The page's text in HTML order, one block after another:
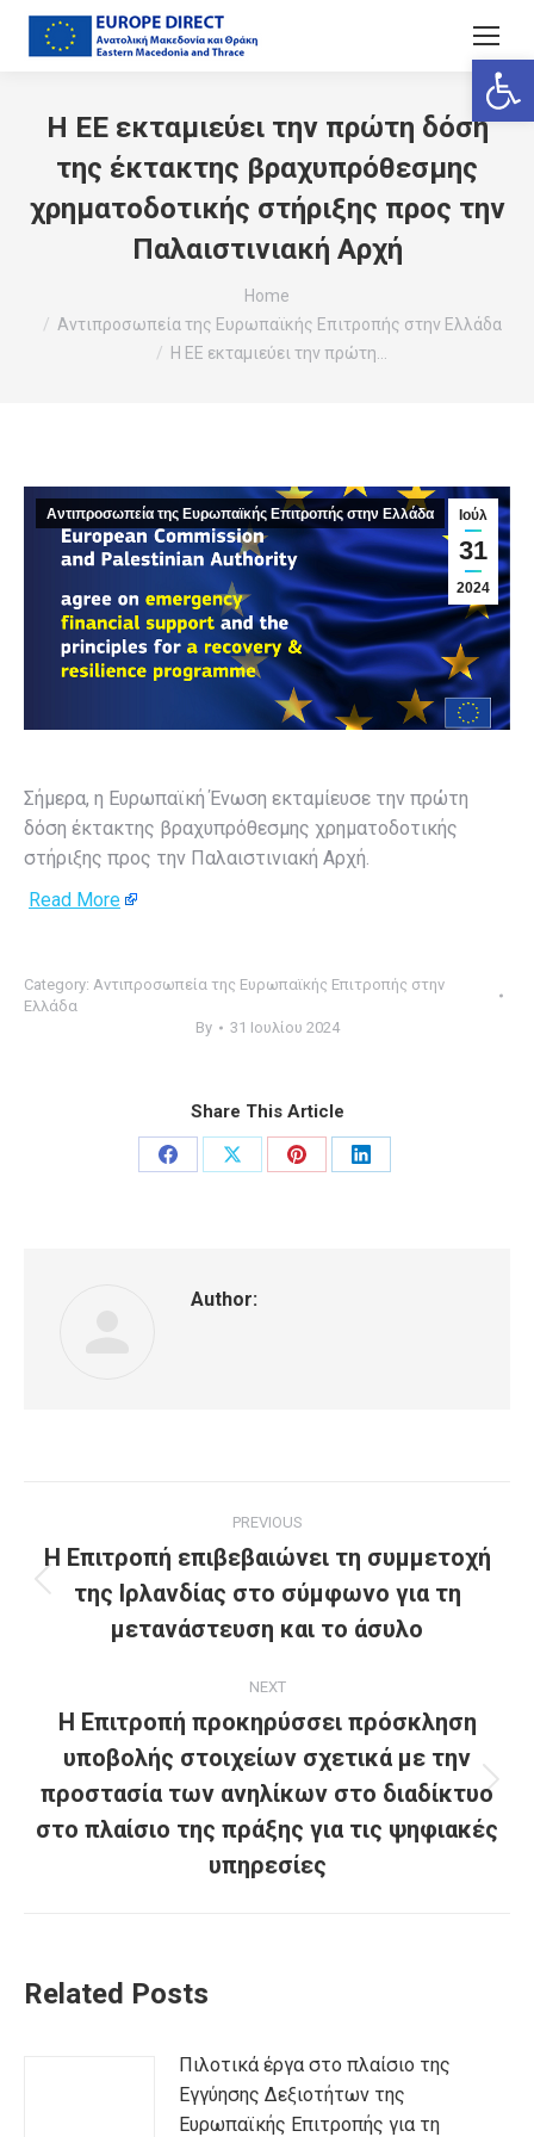
Η ΕΕ εκταμιεύει την πρώτη δόση
της έκτακτης βραχυπρόθεσμης
χρηματοδοτικής στήριξης προς την
Παλαιστινιακή Αρχή
Home
Αντιπροσωπεία της Ευρωπαϊκής Επιτροπής στην Ελλάδα
Η ΕΕ εκταμιεύει την πρώτη…
Ιούλ
31
2024
Αντιπροσωπεία της Ευρωπαϊκής Επιτροπής στην Ελλάδα
Σήμερα, η Ευρωπαϊκή Ένωση εκταμίευσε την πρώτη
δόση έκτακτης βραχυπρόθεσμης χρηματοδοτικής
στήριξης προς την Παλαιστινιακή Αρχή.
Read More
Category: Αντιπροσωπεία της Ευρωπαϊκής Επιτροπής στην
Ελλάδα
By
31 Ιουλίου 2024
Share This Article
Share
Share
Share
Share
Author:
navigation
PREVIOUS
Previous
post:
Η Επιτροπή επιβεβαιώνει τη συμμετοχή
της Ιρλανδίας στο σύμφωνο για τη
μετανάστευση και το άσυλο
NEXT
Next
post:
Η Επιτροπή προκηρύσσει πρόσκληση
υποβολής στοιχείων σχετικά με την
προστασία των ανηλίκων στο διαδίκτυο
στο πλαίσιο της πράξης για τις ψηφιακές
υπηρεσίες
Related Posts
Πιλοτικά έργα στο πλαίσιο της
Εγγύησης Δεξιοτήτων της
Ευρωπαϊκής Επιτροπής για τη